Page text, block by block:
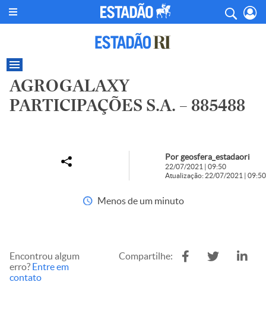
AGROGALAXY
PARTICIPAÇÕES S.A. – 885488
Por geosfera_estadaori
22/07/2021 | 09:50
Atualização: 22/07/2021 | 09:50
Menos de um minuto
Encontrou algum
erro? Entre em
contato
Compartilhe: